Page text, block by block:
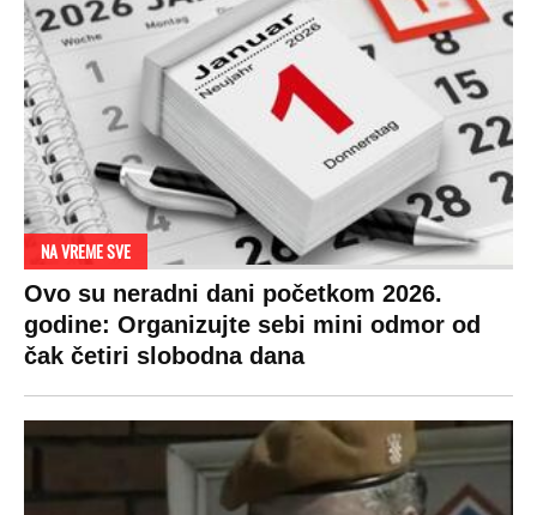
DRAMA ZBOG LJUBAVNE PRIČE
Zbog svadbe trudne Srpkinje i Albanca
proradio nacionalizam! Popljuvali ih samo
tako: "Ti si svoje srpsko izdala"